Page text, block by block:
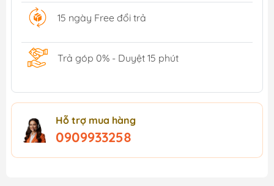
15 ngày Free đổi trả
Trả góp 0% - Duyệt 15 phút
Hỗ trợ mua hàng
0909933258